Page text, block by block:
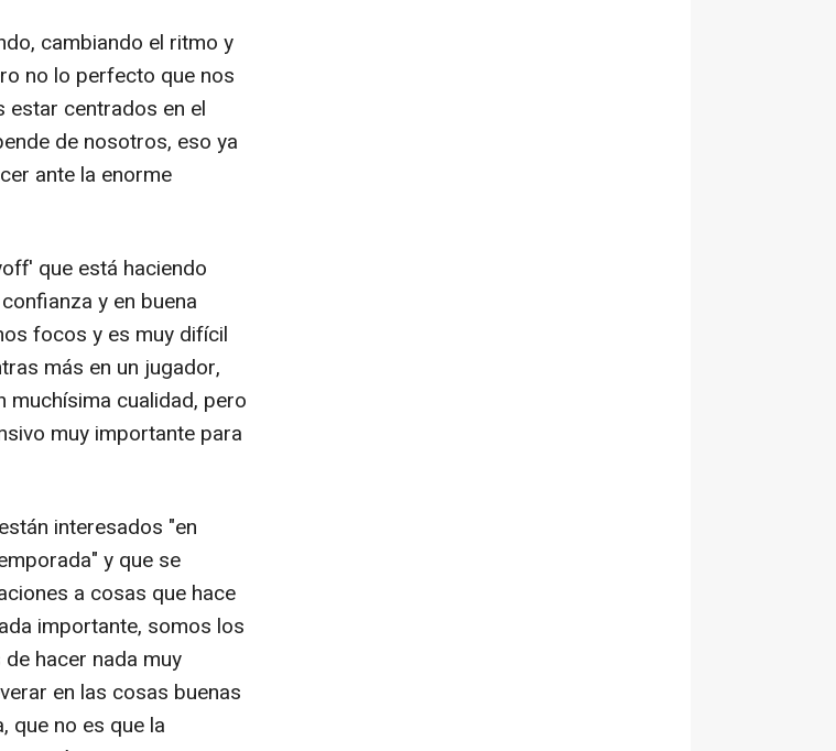
cambiando el ritmo y
no lo perfecto que nos
estar centrados en el
de nosotros, eso ya
ante la enorme
que está haciendo
y en buena
focos y es muy difícil
más en un jugador,
cualidad, pero
muy importante para
interesados "en
y que se
a cosas que hace
importante, somos los
hacer nada muy
en las cosas buenas
que no es que la